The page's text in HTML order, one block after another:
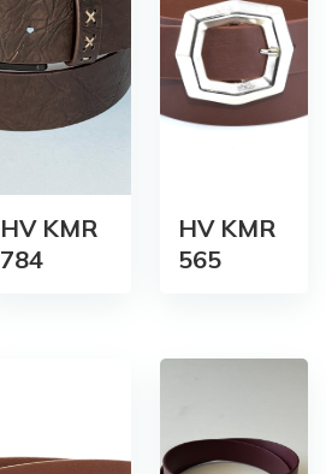
HV KMR
784
HV KMR
565